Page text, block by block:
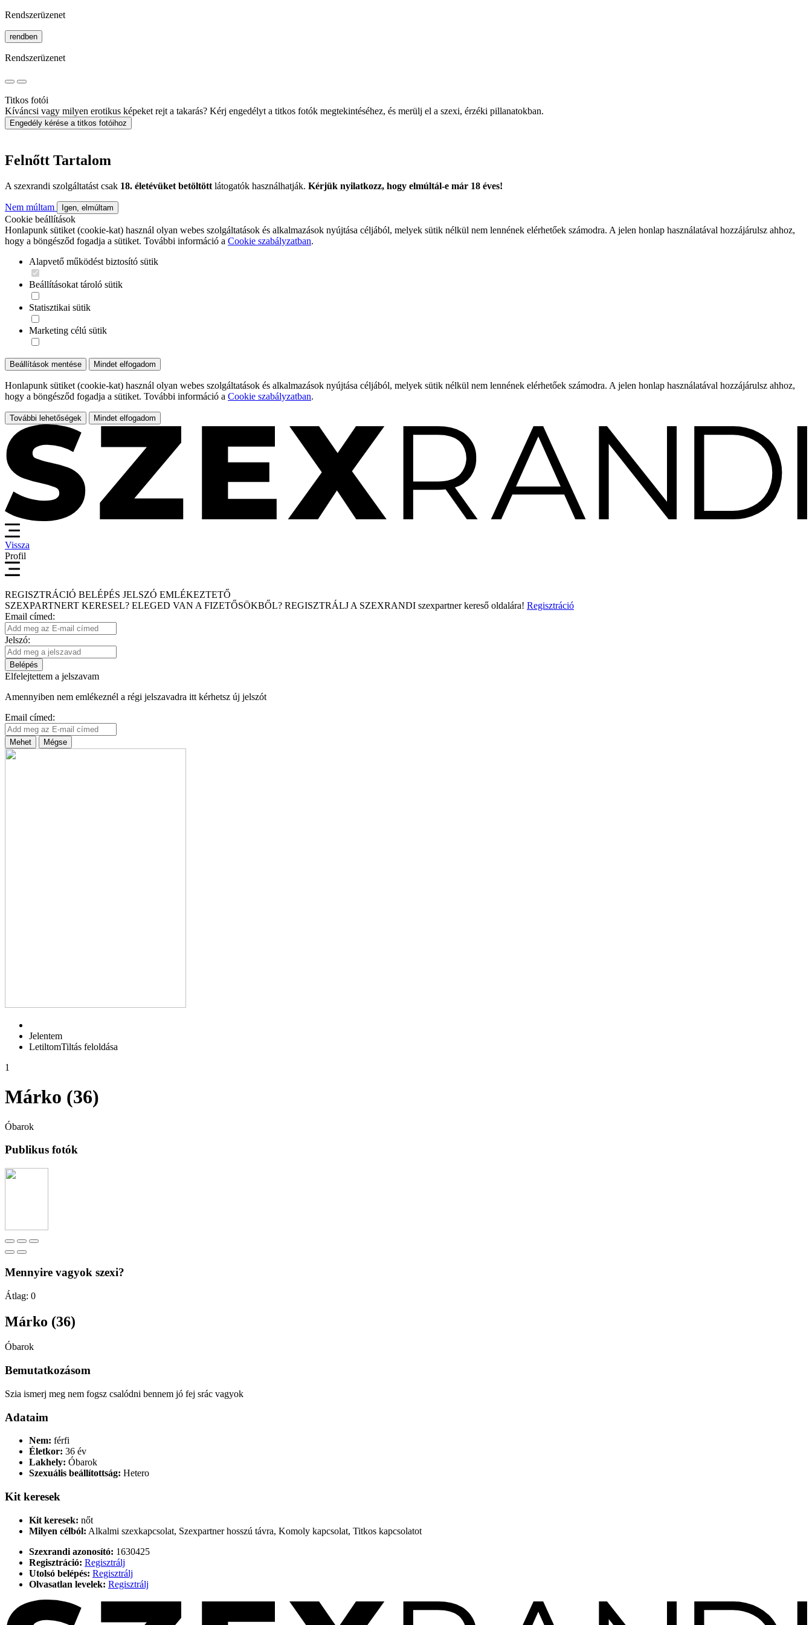
Rendszerüzenet
rendben
Rendszerüzenet
Titkos fotói
Kíváncsi vagy milyen erotikus képeket rejt a takarás? Kérj engedélyt a titkos fotók megtekintéséhez, és merülj el a szexi, érzéki pillanatokban.
Engedély kérése a titkos fotóihoz
Felnőtt Tartalom
A szexrandi szolgáltatást csak 18. életévüket betöltött látogatók használhatják. Kérjük nyilatkozz, hogy elmúltál-e már 18 éves!
Nem múltam Igen, elmúltam
Cookie beállítások
Honlapunk sütiket (cookie-kat) használ olyan webes szolgáltatások és alkalmazások nyújtása céljából, melyek sütik nélkül nem lennének elérhetőek számodra. A jelen honlap használatával hozzájárulsz ahhoz,
hogy a böngésződ fogadja a sütiket. További információ a Cookie szabályzatban.
Alapvető működést biztosító sütik
Beállításokat tároló sütik
Statisztikai sütik
Marketing célú sütik
Beállítások mentése Mindet elfogadom
Honlapunk sütiket (cookie-kat) használ olyan webes szolgáltatások és alkalmazások nyújtása céljából, melyek sütik nélkül nem lennének elérhetőek számodra. A jelen honlap használatával hozzájárulsz ahhoz,
hogy a böngésződ fogadja a sütiket. További információ a Cookie szabályzatban.
További lehetőségek Mindet elfogadom
Vissza
Profil
REGISZTRÁCIÓ BELÉPÉS JELSZÓ EMLÉKEZTETŐ
SZEXPARTNERT KERESEL? ELEGED VAN A FIZETŐSÖKBŐL? REGISZTRÁLJ A SZEXRANDI szexpartner kereső oldalára! Regisztráció
Email címed:
Jelszó:
Belépés
Elfelejtettem a jelszavam
Amennyiben nem emlékeznél a régi jelszavadra itt kérhetsz új jelszót
Email címed:
Mehet Mégse
Jelentem
LetiltomTiltás feloldása
1
Márko (36)
Óbarok
Publikus fotók
Mennyire vagyok szexi?
Átlag: 0
Márko (36)
Óbarok
Bemutatkozásom
Szia ismerj meg nem fogsz csalódni bennem jó fej srác vagyok
Adataim
Nem: férfi
Életkor: 36 év
Lakhely: Óbarok
Szexuális beállítottság: Hetero
Kit keresek
Kit keresek: nőt
Milyen célból: Alkalmi szexkapcsolat, Szexpartner hosszú távra, Komoly kapcsolat, Titkos kapcsolatot
Szexrandi azonosító: 1630425
Regisztráció: Regisztrálj
Utolsó belépés: Regisztrálj
Olvasatlan levelek: Regisztrálj